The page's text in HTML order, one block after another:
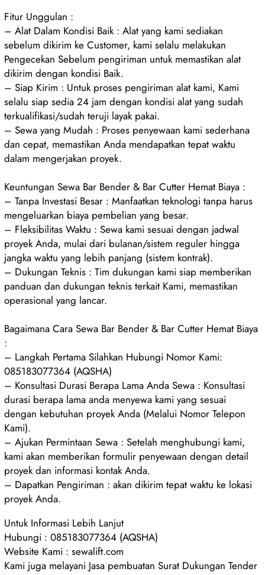
Fitur Unggulan :
– Alat Dalam Kondisi Baik : Alat yang kami sediakan
sebelum dikirim ke Customer, kami selalu melakukan
Pengecekan Sebelum pengiriman untuk memastikan alat
dikirim dengan kondisi Baik.
– Siap Kirim : Untuk proses pengiriman alat kami, Kami
selalu siap sedia 24 jam dengan kondisi alat yang sudah
terkualifikasi/sudah teruji layak pakai.
– Sewa yang Mudah : Proses penyewaan kami sederhana
dan cepat, memastikan Anda mendapatkan tepat waktu
dalam mengerjakan proyek.
Keuntungan Sewa Bar Bender & Bar Cutter Hemat Biaya :
– Tanpa Investasi Besar : Manfaatkan teknologi tanpa harus
mengeluarkan biaya pembelian yang besar.
– Fleksibilitas Waktu : Sewa kami sesuai dengan jadwal
proyek Anda, mulai dari bulanan/sistem reguler hingga
jangka waktu yang lebih panjang (sistem kontrak).
– Dukungan Teknis : Tim dukungan kami siap memberikan
panduan dan dukungan teknis terkait Kami, memastikan
operasional yang lancar.
Bagaimana Cara Sewa Bar Bender & Bar Cutter Hemat Biaya
:
– Langkah Pertama Silahkan Hubungi Nomor Kami:
085183077364 (AQSHA)
– Konsultasi Durasi Berapa Lama Anda Sewa : Konsultasi
durasi berapa lama anda menyewa kami yang sesuai
dengan kebutuhan proyek Anda (Melalui Nomor Telepon
Kami).
– Ajukan Permintaan Sewa : Setelah menghubungi kami,
kami akan memberikan formulir penyewaan dengan detail
proyek dan informasi kontak Anda.
– Dapatkan Pengiriman : akan dikirim tepat waktu ke lokasi
proyek Anda.
Untuk Informasi Lebih Lanjut
Hubungi : 085183077364 (AQSHA)
Website Kami : sewalift.com
Kami juga melayani Jasa pembuatan Surat Dukungan Tender